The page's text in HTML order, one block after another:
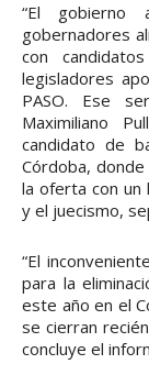
“El gobierno
gobernadores
con
legisladores
PASO. Ese
Maximiliano
candidato de
Córdoba,
la oferta con un
y el juecismo,
“El
para la
este año en el
se cierran
concluye el